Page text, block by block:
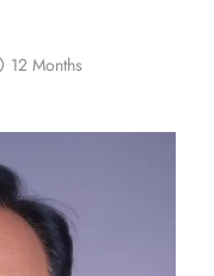
12 Months